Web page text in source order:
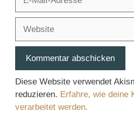
Adresse
Diese Website verwendet
reduzieren. Erfahre, wie deine
verarbeitet werden.